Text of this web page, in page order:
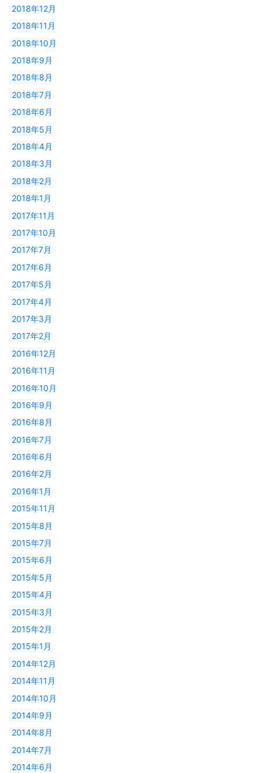
2018年12月
2018年11月
2018年10月
2018年9月
2018年8月
2018年7月
2018年6月
2018年5月
2018年4月
2018年3月
2018年2月
2018年1月
2017年11月
2017年10月
2017年7月
2017年6月
2017年5月
2017年4月
2017年3月
2017年2月
2016年12月
2016年11月
2016年10月
2016年9月
2016年8月
2016年7月
2016年6月
2016年2月
2016年1月
2015年11月
2015年8月
2015年7月
2015年6月
2015年5月
2015年4月
2015年3月
2015年2月
2015年1月
2014年12月
2014年11月
2014年10月
2014年9月
2014年8月
2014年7月
2014年6月